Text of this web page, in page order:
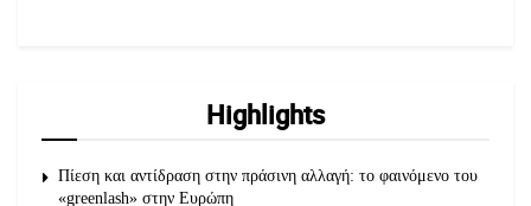
Highlights
Πίεση και αντίδραση στην πράσινη αλλαγή: το φαινόμενο του
«greenlash» στην Ευρώπη